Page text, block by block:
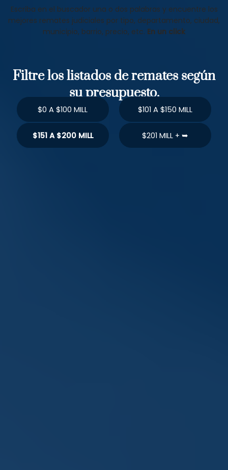
Escriba en el buscador una o dos palabras y encuentre los
mejores remates judiciales por tipo, departamento, ciudad,
municipio, barrio, precio, etc. En un click
Filtre los listados de remates según
su presupuesto.
$0 A $100 MILL $101 A $150 MILL
$151 A $200 MILL $201 MILL + ➥